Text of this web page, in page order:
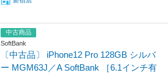
中古商品
SoftBank
〔中古品〕 iPhone12 Pro 128GB シルバ
ー MGM63J／A SoftBank ［6.1インチ有